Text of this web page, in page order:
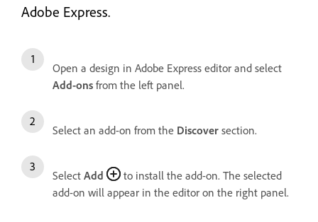
Adobe Express.
Open a design in Adobe Express editor and select
Add-ons from the left panel.
Select an add-on from the Discover section.
Select Add
to install the add-on. The selected
add-on will appear in the editor on the right panel.